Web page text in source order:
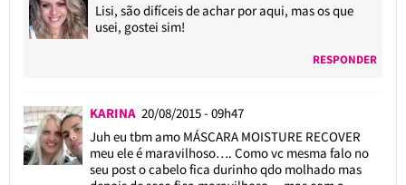
Lisi, são difíceis de achar por aqui, mas os que
usei, gostei sim!
RESPONDER
KARINA 20/08/2015 - 09h47
Juh eu tbm amo MÁSCARA MOISTURE RECOVER
meu ele é maravilhoso…. Como vc mesma falo no
seu post o cabelo fica durinho qdo molhado mas